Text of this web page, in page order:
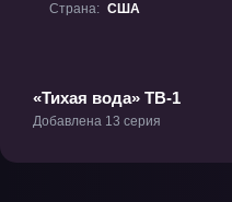
Страна: США
«Тихая вода» ТВ-1
Добавлена 13 серия